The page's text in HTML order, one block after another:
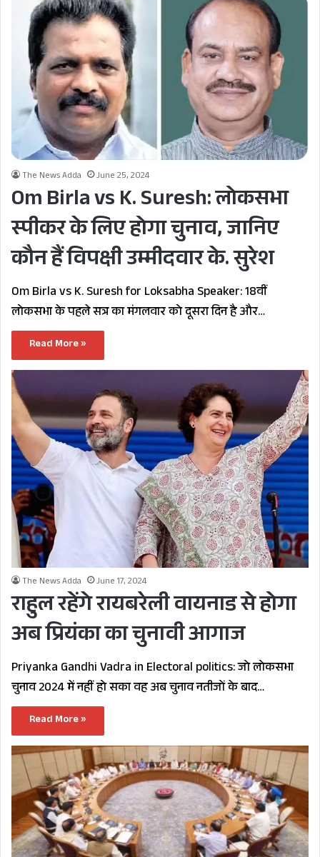
The News Adda June 25, 2024
Om Birla vs K. Suresh: लोकसभा
स्पीकर के लिए होगा चुनाव, जानिए
कौन हैं विपक्षी उम्मीदवार के. सुरेश
Om Birla vs K. Suresh for Loksabha Speaker: 18वीं
लोकसभा के पहले सत्र का मंगलवार को दूसरा दिन है और…
Read More »
The News Adda June 17, 2024
राहुल रहेंगे रायबरेली वायनाड से होगा
अब प्रियंका का चुनावी आगाज
Priyanka Gandhi Vadra in Electoral politics: जो लोकसभा
चुनाव 2024 में नहीं हो सका वह अब चुनाव नतीजों के बाद…
Read More »